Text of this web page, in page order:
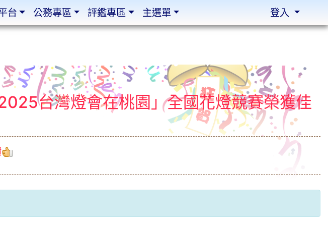
台灣燈會在桃園」全國花燈競賽榮獲佳
台 公務專區 評鑑專區 主選單 登入